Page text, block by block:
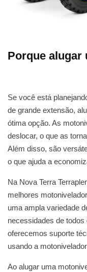
Porque alugar
Se você está
de grande extensão,
ótima opção. As
deslocar, o que as
Além disso, são
o que ajuda a
Na Nova Terra
melhores
uma ampla variedade
necessidades de
oferecemos suporte
usando a
Ao alugar uma